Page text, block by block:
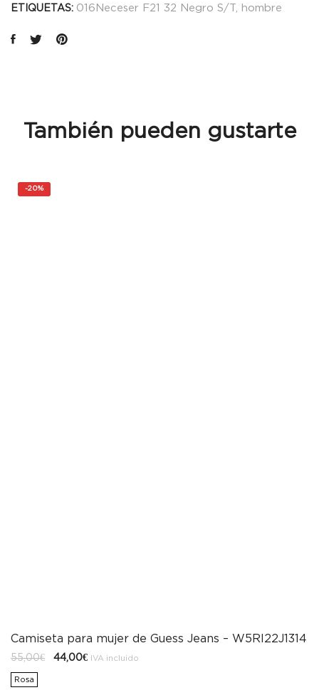
ETIQUETAS: 016Neceser F21 32 Negro S/T hombre
También pueden gustarte
-20%
Camiseta para mujer de Guess Jeans – W5RI22J1314
55,00€
El44,00€ElIVA incluido
Rosa